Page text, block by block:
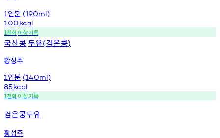
1 인분 (190ml)
100kcal
1천회 이상기록
국산콩 두유(검은콩)
황성주
1 인분 (140ml)
85kcal
1천회 이상기록
검은콩두유
황성주